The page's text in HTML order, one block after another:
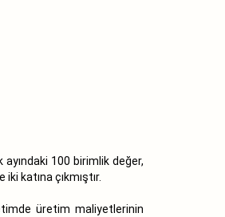
ayındaki 100 birimlik değer,
katına çıkmıştır.
üretim maliyetlerinin